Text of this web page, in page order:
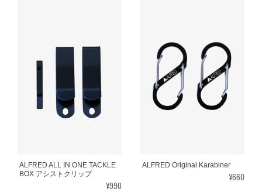
ALFRED ALL IN ONE TACKLE
BOX アシストクリップ
¥990
ALFRED Original Karabiner
¥660